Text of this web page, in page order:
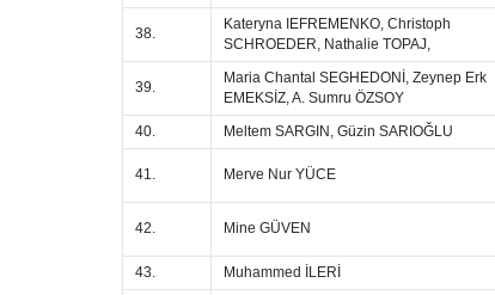
38.
Kateryna IEFREMENKO, Christoph
SCHROEDER, Nathalie TOPAJ,
39.
Maria Chantal SEGHEDONİ, Zeynep Erk
EMEKSİZ, A. Sumru ÖZSOY
40. Meltem SARGIN, Güzin SARIOĞLU
41. Merve Nur YÜCE
42. Mine GÜVEN
43.
Muhammed İLERİ